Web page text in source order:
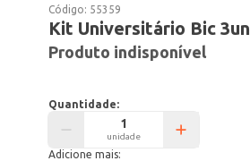
Código: 55359
Kit Universitário Bic 3un
Produto indisponível
Quantidade:
unidade
Adicione mais: